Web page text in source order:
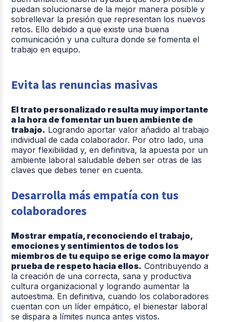
puedan solucionarse de la mejor manera posible y
sobrellevar la presión que representan los nuevos
retos. Ello debido a que existe una buena
comunicación y una cultura donde se fomenta el
trabajo en equipo.
Evita las renuncias masivas
El trato personalizado resulta muy importante
a la hora de fomentar un buen ambiente de
trabajo. Logrando aportar valor añadido al trabajo
individual de cada colaborador. Por otro lado, una
mayor flexibilidad y, en definitiva, la apuesta por un
ambiente laboral saludable deben ser otras de las
claves que debes tener en cuenta.
Desarrolla más empatía con tus
colaboradores
Mostrar empatía, reconociendo el trabajo,
emociones y sentimientos de todos los
miembros de tu equipo se erige como la mayor
prueba de respeto hacia ellos. Contribuyendo a
la creación de una correcta, sana y productiva
cultura organizacional y logrando aumentar la
autoestima. En definitiva, cuando los colaboradores
cuentan con un líder empático, el bienestar laboral
se dispara a límites nunca antes vistos.